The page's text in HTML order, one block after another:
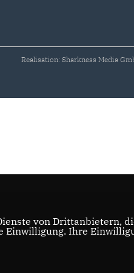
Realisation: Sharkness Media
von Drittanbietern,
Einwilligung. Ihre